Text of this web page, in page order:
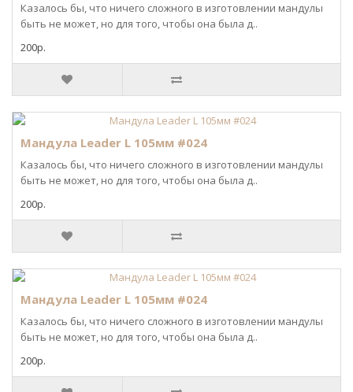
Казалось бы, что ничего сложного в изготовлении мандулы
быть не может, но для того, чтобы она была д..
200р.
Мандула Leader L 105мм #024
Казалось бы, что ничего сложного в изготовлении мандулы
быть не может, но для того, чтобы она была д..
200р.
Мандула Leader L 105мм #024
Казалось бы, что ничего сложного в изготовлении мандулы
быть не может, но для того, чтобы она была д..
200р.